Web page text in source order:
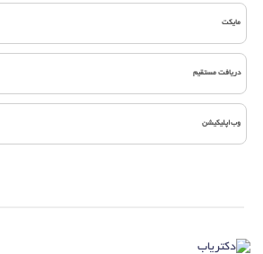
مایکت
دریافت مستقیم
وب‌اپلیکیشن